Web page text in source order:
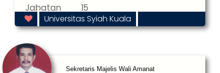
Jabatan
15
Universitas Syiah Kuala
Sekretaris Majelis Wali Amanat